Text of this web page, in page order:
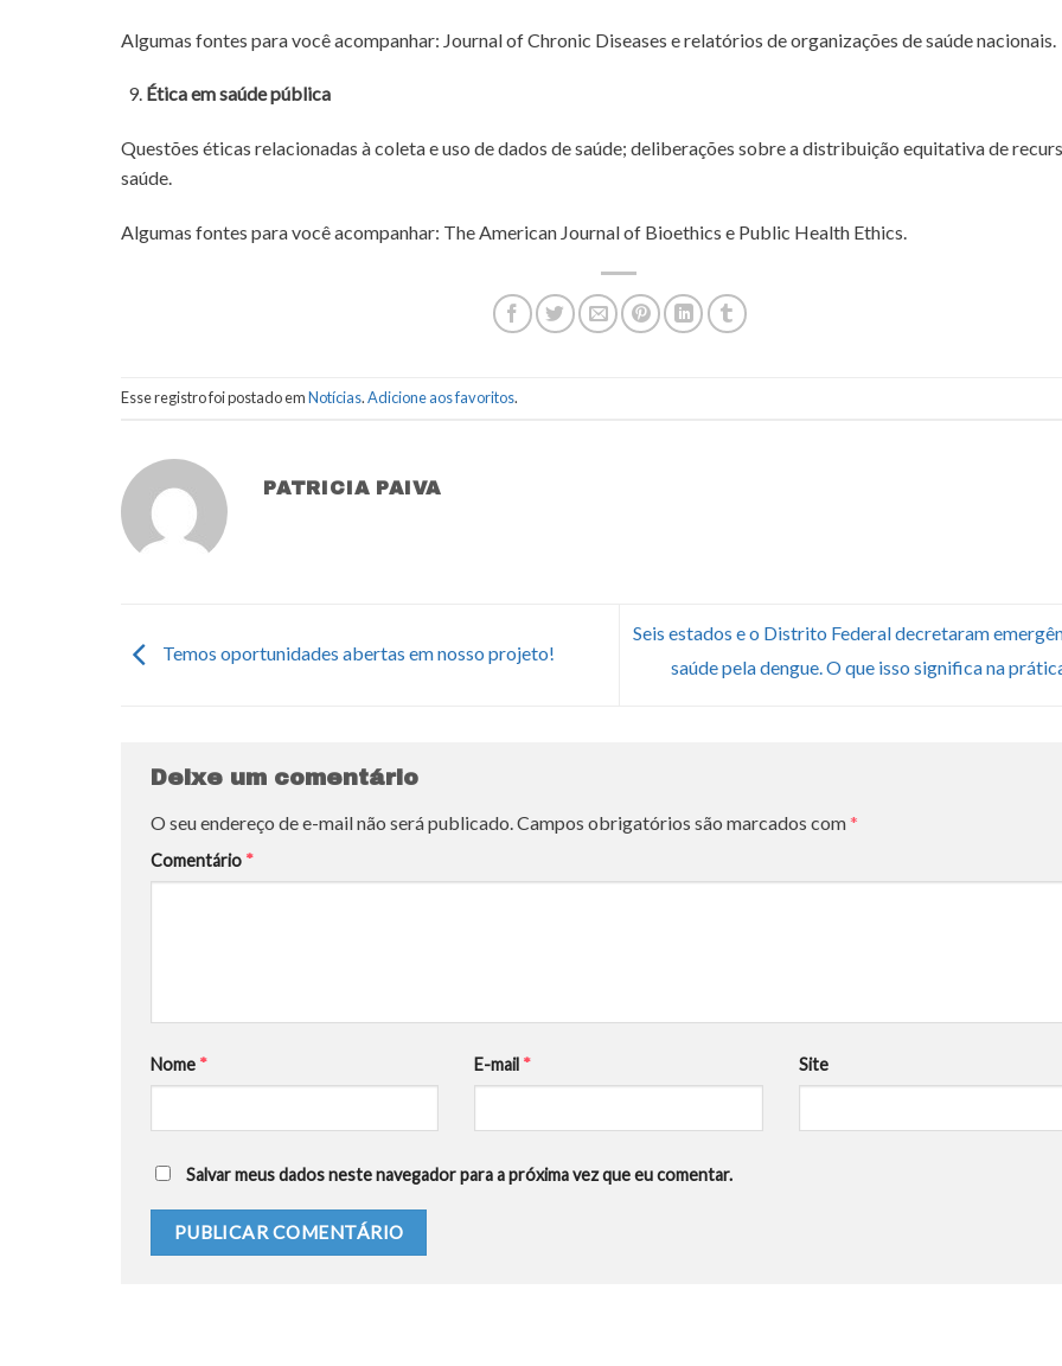
Algumas fontes para você acompanhar: Journal of Chronic Diseases e relatórios de organizações de saúde nacionais.
Ética em saúde pública
Questões éticas relacionadas à coleta e uso de dados de saúde; deliberações sobre a distribuição equitativa de
saúde.
Algumas fontes para você acompanhar: The American Journal of Bioethics e Public Health Ethics.
Esse registro foi postado emNotícias.Adicione aos favoritos.
PATRICIA PAIVA
Temos oportunidades abertas em nosso projeto!
Seis estados e o Distrito Federal decretaram
saúde pela dengue. O que isso significa na
Deixe um comentário
O seu endereço de e-mail não será publicado.Campos obrigatórios são marcados com*
Comentário *
Nome * E-mail * Site
Salvar meus dados neste navegador para a próxima vez que eu comentar.